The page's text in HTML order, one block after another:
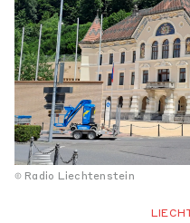
Radio Liechtenstein